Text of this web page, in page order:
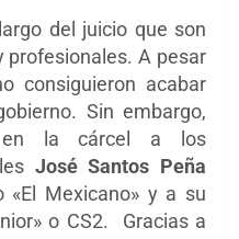
del juicio que son
A pesar
consiguieron acabar
Sin embargo,
en la cárcel a los
José Santos Peña
«El Mexicano» y a su
o CS2. Gracias a